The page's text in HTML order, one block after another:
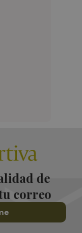
de
correo